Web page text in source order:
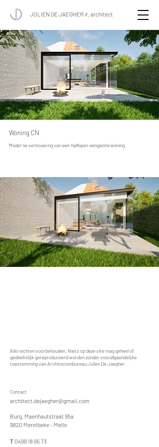
JOLIEN DE JAEGHER ir. architect
Woning CN
Moderne verbouwing van een halfopen eengezinswoning
Alle rechten voorbehouden. Niets op deze site mag geheel of
gedeeltelijk gereproduceerd worden zonder voorafgaandelijke
toestemming van Architectenbureau Jolien De Jaegher
Contact
architect.dejaegher@gmail.com
Burg. Maenhautstraat 95a
9820 Merelbeke - Melle
T 0499 18 95 73